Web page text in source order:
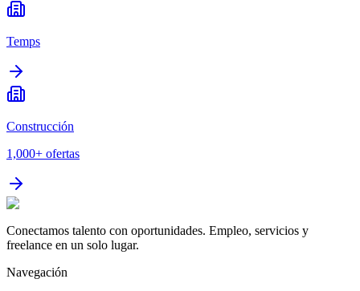
Temps
Construcción
1,000+ ofertas
Conectamos talento con oportunidades. Empleo, servicios y
freelance en un solo lugar.
Navegación